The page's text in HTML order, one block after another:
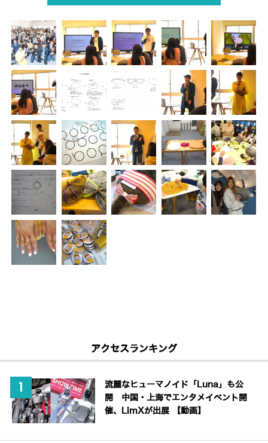
アクセスランキング
流麗なヒューマノイド「Luna」も公
開 中国・上海でエンタメイベント開
催、LimXが出展 【動画】